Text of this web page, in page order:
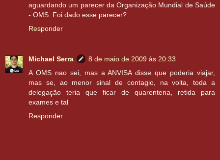
aguardando um parecer da Organização Mundial de Saúde
- OMS. Foi dado esse parecer?
Responder
Michael Serra
8 de maio de 2009 às 20:33
A OMS nao sei, mas a ANVISA disse que poderia viajar,
mas se, ao menor sinal de contagio, na volta, toda a
delegação teria que ficar de quarentena, retida para
exames e tal
Responder